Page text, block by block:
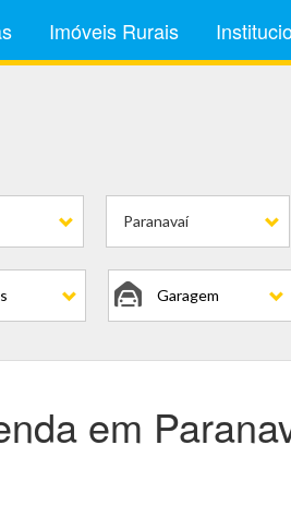
Imóveis Rurais
Paranavaí
Garagem
em